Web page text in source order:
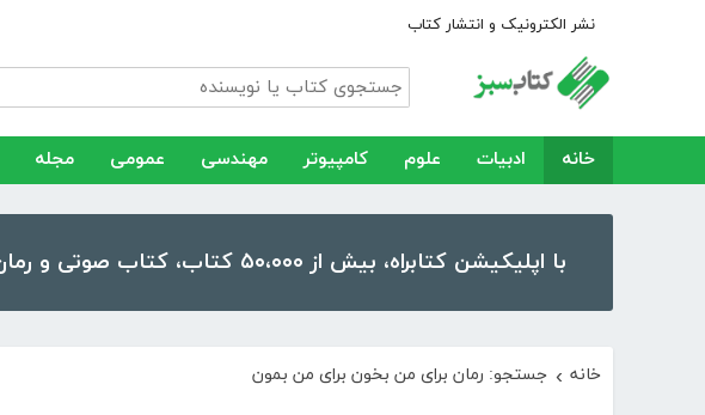
نشر الکترونیک و انتشار کتاب
خانه ادبیات علوم کامپیوتر مهندسی عمومی مجله
با اپلیکیشن کتابراه، بیش از ۵۰،۰۰۰ کتاب، کتاب صوتی و رمان را در موبایل و تبلت خود داشته باشید!
خانه › جستجو: رمان برای من بخون برای من بمون